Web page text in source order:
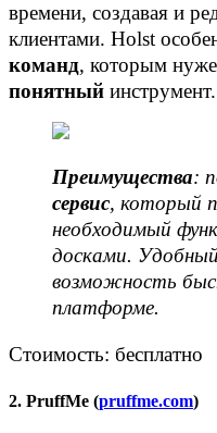
времени, создавая и
клиентами. Holst
команд, которым
понятный инструмент.
Преимущества:
сервис, который
необходимый
досками.
возможность
платформе.
Стоимость: бесплатно
2. PruffMe (pruffme.com)